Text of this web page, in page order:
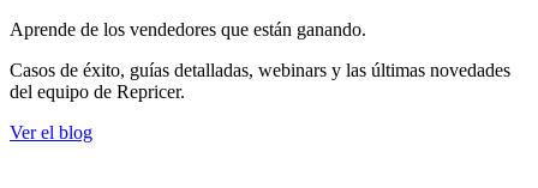
Aprende de los vendedores que están ganando.
Casos de éxito, guías detalladas, webinars y las últimas novedades
del equipo de Repricer.
Ver el blog